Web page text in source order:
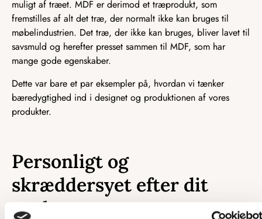
muligt af træet. MDF er derimod et træprodukt, som
fremstilles af alt det træ, der normalt ikke kan bruges til
møbelindustrien. Det træ, der ikke kan bruges, bliver lavet til
savsmuld og herefter presset sammen til MDF, som har
mange gode egenskaber.
Dette var bare et par eksempler på, hvordan vi tænker
bæredygtighed ind i designet og produktionen af vores
produkter.
Personligt og
skræddersyet efter dit
ønske